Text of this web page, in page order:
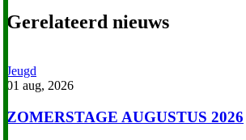
Gerelateerd nieuws
Jeugd
01 aug, 2026
ZOMERSTAGE AUGUSTUS 2026